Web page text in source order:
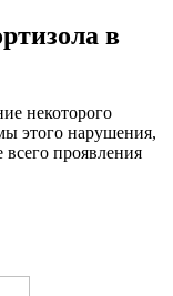
в
некоторого
этого нарушения,
проявления